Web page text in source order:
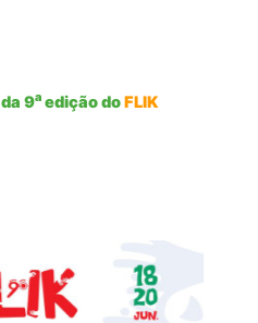
da 9a edição doFLIK